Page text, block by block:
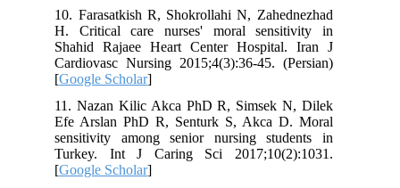
10. Farasatkish R, Shokrollahi N, Zahednezhad
H. Critical care nurses' moral sensitivity in
Shahid Rajaee Heart Center Hospital. Iran J
Cardiovasc Nursing 2015;4(3):36-45. (Persian)
[Google Scholar
11. Nazan Kilic Akca PhD R, Simsek N, Dilek
Efe Arslan PhD R, Senturk S, Akca D. Moral
sensitivity among senior nursing students in
Turkey. Int J Caring Sci 2017;10(2):1031.
[Google Scholar